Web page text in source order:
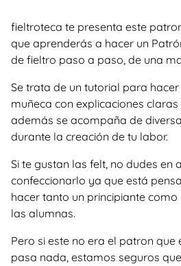
fieltroteca te presenta este
que aprenderás a hacer un
de fieltro paso a paso, de una
Se trata de un tutorial para
muñeca con explicaciones
además se acompaña de
durante la creación de tu labor.
Si te gustan las felt, no dudes en
confeccionarlo ya que está
hacer tanto un principiante
las alumnas.
Pero si este no era el patron que
pasa nada, estamos seguros